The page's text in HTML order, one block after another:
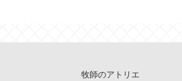
牧師のアトリエ